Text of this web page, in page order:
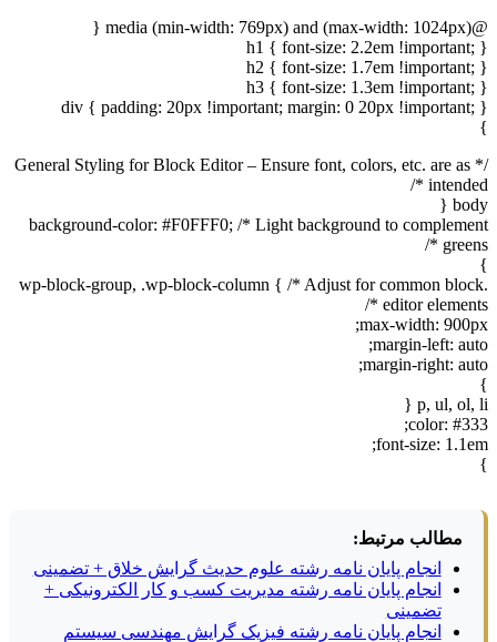
@media (min-width: 769px) and (max-width: 1024px) {
h1 { font-size: 2.2em !important; }
h2 { font-size: 1.7em !important; }
h3 { font-size: 1.3em !important; }
div { padding: 20px !important; margin: 0 20px !important; }
}
/* General Styling for Block Editor – Ensure font, colors, etc. are as
intended */
body {
background-color: #F0FFF0; /* Light background to complement
greens */
}
.wp-block-group, .wp-block-column { /* Adjust for common block
editor elements */
max-width: 900px;
margin-left: auto;
margin-right: auto;
}
p, ul, ol, li {
color: #333;
font-size: 1.1em;
}
مطالب مرتبط:
انجام پایان نامه رشته علوم حدیث گرایش خلاق + تضمینی
انجام پایان نامه رشته مدیریت کسب و کار الکترونیکی +
تضمینی
انجام پایان نامه رشته فیزیک گرایش مهندسی سیستم